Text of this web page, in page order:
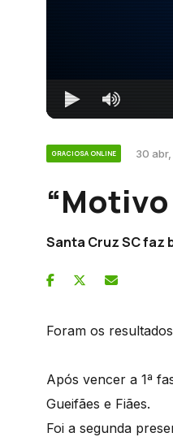
GRACIOSA ONLINE 30
Santa Cruz SC faz
Foram os
Após vencer a 1ª
Gueifães e Fiães.
Foi a segunda